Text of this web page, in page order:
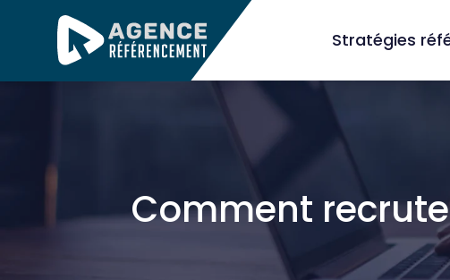
Stratégies
Comment